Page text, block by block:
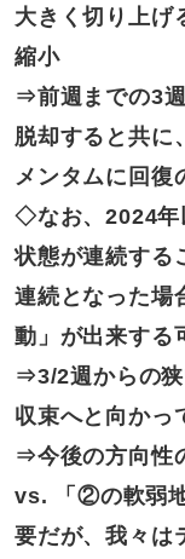
大きく切り上げ
縮小
⇒前週までの3
脱却すると共に
メンタムに回復
◇なお、2024年
状態が連続する
連続となった場
動」が出来する
⇒3/2週からの
収束へと向かっ
⇒今後の方向性
vs. 「②の軟弱
要だが、我々は